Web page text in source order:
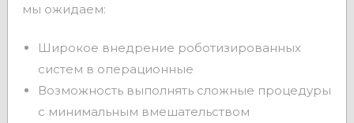
мы ожидаем:
Широкое внедрение роботизированных
систем в операционные
Возможность выполнять сложные процедуры
с минимальным вмешательством